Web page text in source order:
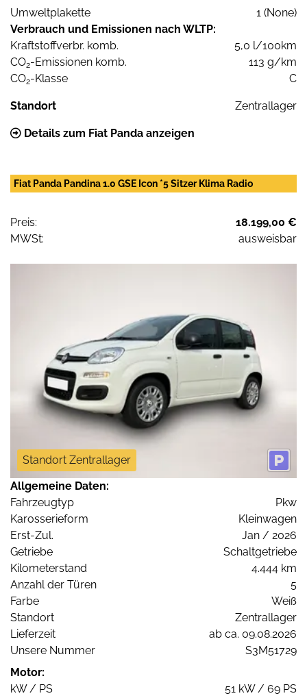
Umweltplakette
1 (None)
Verbrauch und Emissionen nach WLTP:
Kraftstoffverbr. komb.
5,0 l/100km
CO2-Emissionen komb.
113 g/km
CO2-Klasse C
Standort Zentrallager
Details zum Fiat Panda anzeigen
Fiat Panda Pandina 1.0 GSE Icon *5 Sitzer Klima Radio
Preis:
18.199,00 €
MWSt:
ausweisbar
Standort Zentrallager
Allgemeine Daten:
Fahrzeugtyp
Pkw
Karosserieform
Kleinwagen
Erst-Zul.
Jan / 2026
Getriebe
Schaltgetriebe
Kilometerstand
4.444 km
Anzahl der Türen
5
Farbe
Weiß
Standort
Zentrallager
Lieferzeit
ab ca. 09.08.2026
Unsere Nummer
S3M51729
Motor:
kW / PS
51 kW / 69 PS